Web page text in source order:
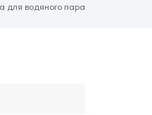
для водяного пара